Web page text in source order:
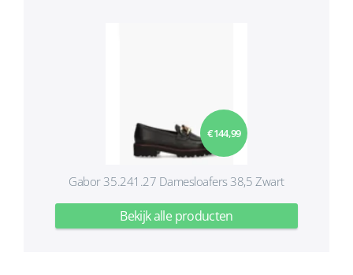
€ 144,99
Gabor 35.241.27 Damesloafers 38,5 Zwart
Bekijk alle producten